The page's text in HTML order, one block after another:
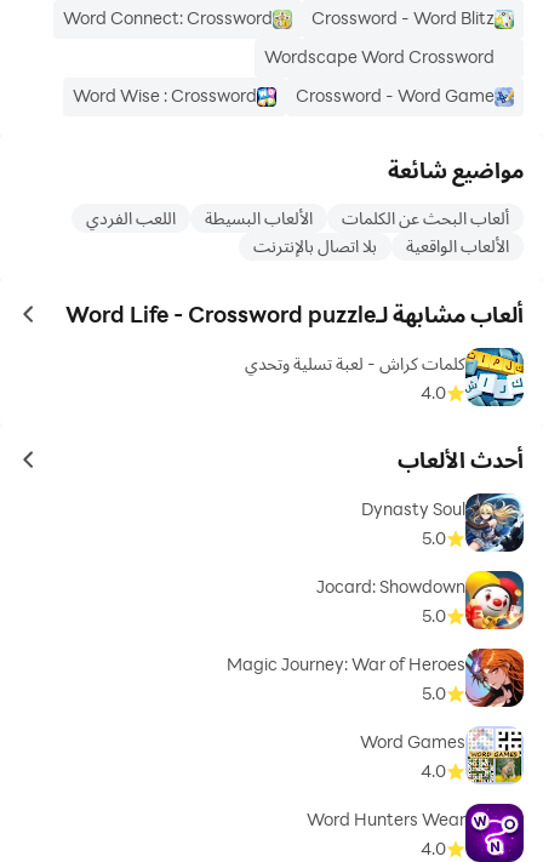
Crossword - Word Blitz
Word Connect: Crossword
Wordscape Word Crossword
Crossword - Word Game
Word Wise : Crossword
مواضيع شائعة
ألعاب البحث عن الكلمات الألعاب البسيطة
اللعب الفردي
الألعاب الواقعية
بلا اتصال بالإنترنت
ألعاب مشابهة لـWord Life - Crossword puzzle
كلمات كراش - لعبة تسلية وتحدي
4.0
أحدث الألعاب
Dynasty Soul
5.0
Jocard: Showdown
5.0
Magic Journey: War of Heroes
5.0
Word Games
4.0
Word Hunters Wear
4.0